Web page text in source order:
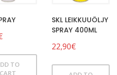
TO
CART
SKL LEIKKUUÖLJY
SPRAY 400ML
22,90€